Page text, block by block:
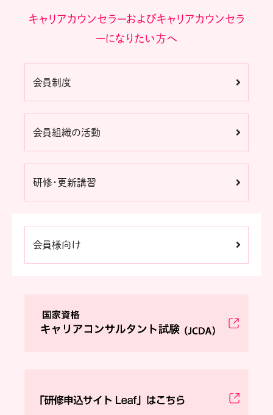
キャリアカウンセラーおよびキャリアカウンセラ
ーになりたい方へ
会員制度
会員組織の活動
研修・更新講習
会員様向け